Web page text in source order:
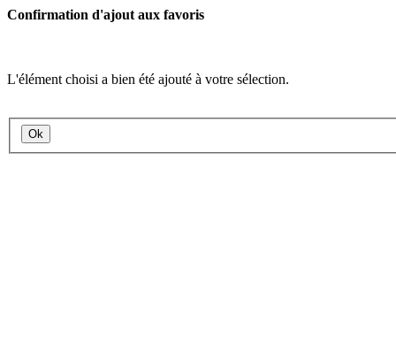
Confirmation d'ajout aux favoris
L'élément choisi a bien été ajouté à votre sélection.